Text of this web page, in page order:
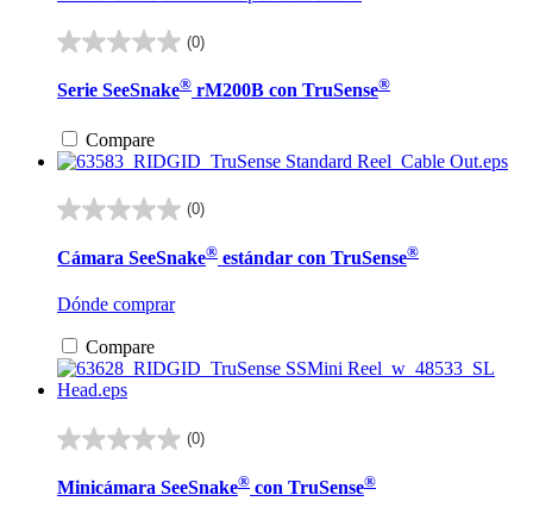
(0)
0.0
5
Serie SeeSnake® rM200B con TruSense®
Compare
(0)
0.0
5
Cámara SeeSnake® estándar con TruSense®
Dónde comprar
Compare
(0)
0.0
5
Minicámara SeeSnake® con TruSense®